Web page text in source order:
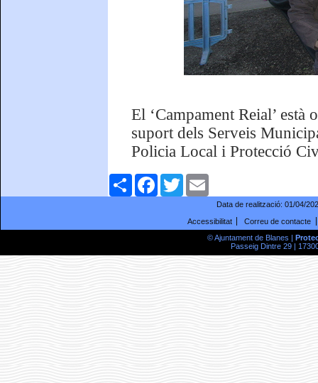
El ‘Campament Reial’
suport dels Serveis
Policia Local i Protecció
ComparteixFacebookTwitter
Data de realització: 01/04/
Accessibilitat
Correu de contacte
© Ajuntament de Blanes |
Passeig Dintre 29 |